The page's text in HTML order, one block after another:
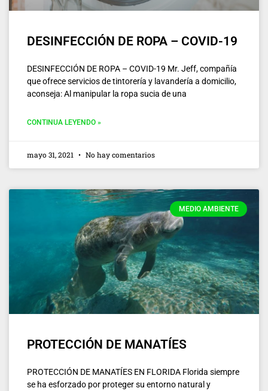
DESINFECCIÓN DE ROPA – COVID-19
DESINFECCIÓN DE ROPA – COVID-19 Mr. Jeff, compañía
que ofrece servicios de tintorería y lavandería a domicilio,
aconseja: Al manipular la ropa sucia de una
CONTINUA LEYENDO »
mayo 31, 2021 No hay comentarios
MEDIO AMBIENTE
PROTECCIÓN DE MANATÍES
PROTECCIÓN DE MANATÍES EN FLORIDA Florida siempre
se ha esforzado por proteger su entorno natural y